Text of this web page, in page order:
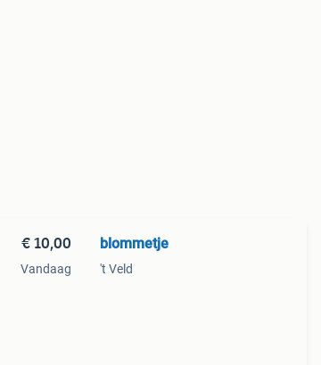
€ 10,00
Vandaag
blommetje
't Veld